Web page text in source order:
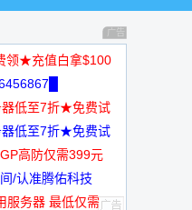
广告 商业广告，理
领★充值白拿$100
器低至7折★免费试
器低至7折★免费试
高防仅需399元
/认准腾佑科技
服务器 最低仅需